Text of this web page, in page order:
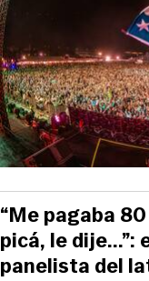
“Me pagaba
picá, le dije...”:
panelista del